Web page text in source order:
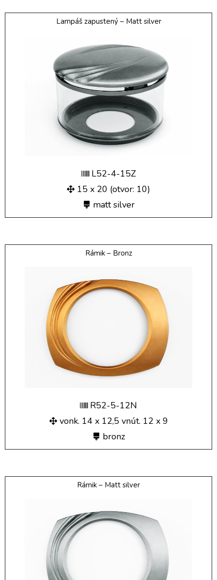
Lampáš zapustený – Matt silver
L52-4-15Z
15 x 20 (otvor: 10)
matt silver
Rámik – Bronz
R52-5-12N
vonk. 14 x 12,5 vnút. 12 x 9
bronz
Rámik – Matt silver